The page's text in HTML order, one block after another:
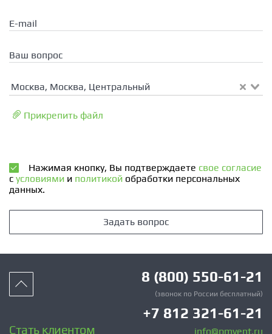
E-mail
Ваш вопрос
Москва, Москва, Центральный
Прикрепить файл
Нажимая кнопку, Вы подтверждаете свое согласие
с условиями и политикой обработки персональных
данных.
Задать вопрос
Стать клиентом
8 (800) 550-61-21
(звонок по России бесплатный)
+7 812 321-61-21
info@pmvent.ru